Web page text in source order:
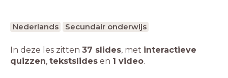
Nederlands Secundair onderwijs
In deze les zitten 37 slides, met interactieve
quizzen, tekstslides en 1 video.